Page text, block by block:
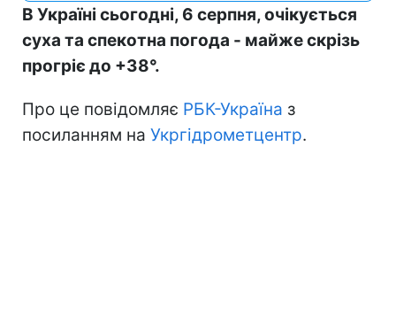
В Україні сьогодні, 6 серпня, очікується
суха та спекотна погода - майже скрізь
прогріє до +38°.
Про це повідомляє РБК-Україна з
посиланням на Укргідрометцентр.